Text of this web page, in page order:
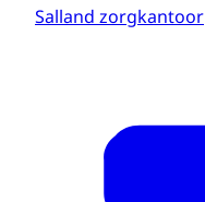
Salland zorgkantoor